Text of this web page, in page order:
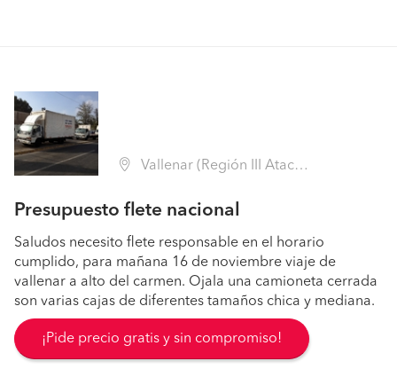
Vallenar (Región III Atacama - Huasco)
Presupuesto flete nacional
Saludos necesito flete responsable en el horario
cumplido, para mañana 16 de noviembre viaje de
vallenar a alto del carmen. Ojala una camioneta cerrada
son varias cajas de diferentes tamaños chica y mediana.
¡Pide precio gratis y sin compromiso!